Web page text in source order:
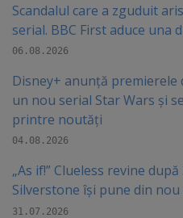
Scandalul care a zguduit
serial. BBC First aduce una
06.08.2026
Disney+ anunță premierele
un nou serial Star Wars și
printre noutăți
04.08.2026
„As if!” Clueless revine
Silverstone își pune din
31.07.2026